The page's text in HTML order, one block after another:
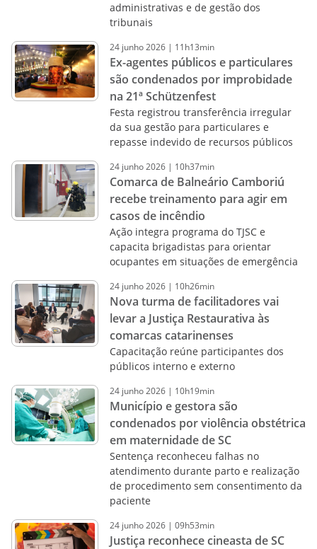
administrativas e de gestão dos
tribunais
24 junho2026 | 11h13min
Ex-agentes públicos e particulares
são condenados por improbidade
na 21ª Schützenfest
Festa registrou transferência irregular
da sua gestão para particulares e
repasse indevido de recursos públicos
24 junho2026 | 10h37min
Comarca de Balneário Camboriú
recebe treinamento para agir em
casos de incêndio
Ação integra programa do TJSC e
capacita brigadistas para orientar
ocupantes em situações de emergência
24 junho2026 | 10h26min
Nova turma de facilitadores vai
levar a Justiça Restaurativa às
comarcas catarinenses
Capacitação reúne participantes dos
públicos interno e externo
24 junho2026 | 10h19min
Município e gestora são
condenados por violência obstétrica
em maternidade de SC
Sentença reconheceu falhas no
atendimento durante parto e realização
de procedimento sem consentimento da
paciente
24 junho2026 | 09h53min
Justiça reconhece cineasta de SC